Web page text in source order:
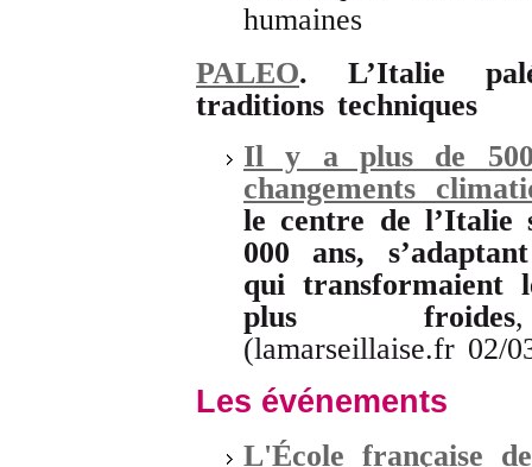
humaines
PALEO. L’Italie
traditions techniques
Il y a plus de
changements
le centre de
000 ans,
qui transformaient
plus froides
(lamarseillaise.fr 02/
Les événements
L'École française